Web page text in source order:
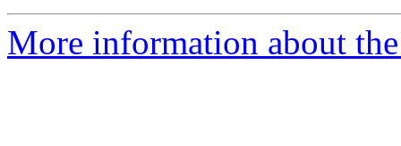
More information about